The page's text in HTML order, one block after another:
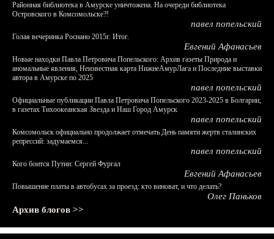
Районная библиотека в Амурске уничтожена. На очереди библиотека
Островского в Комсомольске?!
павел попельский
Голая вечеринка Роснано 2015г. Итог.
Евгений Афанасьев
Новые находки Павла Петровича Попельского: Архив газеты Природа и
аномальные явления, Неизвестная карта НижнеАмурЛага и Последние выставки
автора в Амурске по 2025
павел попельский
Официальные публикации Павла Петровича Попельского 2023-2025 в Болгарии,
в газетах Тихоокеанская Звезда и Наш Город Амурск
павел попельский
Комсомольск официально продолжает отмечать День памяти жертв сталинских
репрессий: задумаемся...
павел попельский
Кого боится Путин: Сергей Фургал
Евгений Афанасьев
Повышение платы в автобусах за проезд: кто виноват, и что делать?
Олег Паньков
Архив блогов >>